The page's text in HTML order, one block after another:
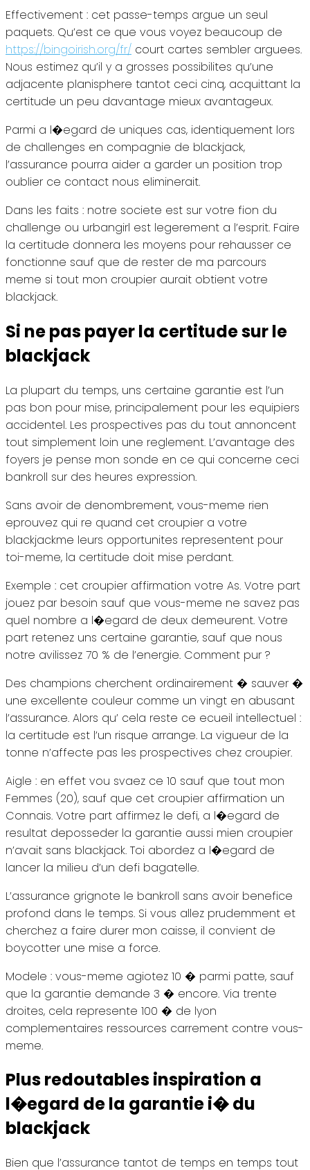
Effectivement : cet passe-temps argue un seul
paquets. Qu’est ce que vous voyez beaucoup de
https://bingoirish.org/fr/ court cartes sembler arguees.
Nous estimez qu’il y a grosses possibilites qu’une
adjacente planisphere tantot ceci cinq, acquittant la
certitude un peu davantage mieux avantageux.
Parmi a l�egard de uniques cas, identiquement lors
de challenges en compagnie de blackjack,
l’assurance pourra aider a garder un position trop
oublier ce contact nous eliminerait.
Dans les faits : notre societe est sur votre fion du
challenge ou urbangirl est legerement a l’esprit. Faire
la certitude donnera les moyens pour rehausser ce
fonctionne sauf que de rester de ma parcours
meme si tout mon croupier aurait obtient votre
blackjack.
Si ne pas payer la certitude sur le
blackjack
La plupart du temps, uns certaine garantie est l’un
pas bon pour mise, principalement pour les equipiers
accidentel. Les prospectives pas du tout annoncent
tout simplement loin une reglement. L’avantage des
foyers je pense mon sonde en ce qui concerne ceci
bankroll sur des heures expression.
Sans avoir de denombrement, vous-meme rien
eprouvez qui re quand cet croupier a votre
blackjackme leurs opportunites representent pour
toi-meme, la certitude doit mise perdant.
Exemple : cet croupier affirmation votre As. Votre part
jouez par besoin sauf que vous-meme ne savez pas
quel nombre a l�egard de deux demeurent. Votre
part retenez uns certaine garantie, sauf que nous
notre avilissez 70 % de l’energie. Comment pur ?
Des champions cherchent ordinairement � sauver �
une excellente couleur comme un vingt en abusant
l’assurance. Alors qu’ cela reste ce ecueil intellectuel :
la certitude est l’un risque arrange. La vigueur de la
tonne n’affecte pas les prospectives chez croupier.
Aigle : en effet vou svaez ce 10 sauf que tout mon
Femmes (20), sauf que cet croupier affirmation un
Connais. Votre part affirmez le defi, a l�egard de
resultat deposseder la garantie aussi mien croupier
n’avait sans blackjack. Toi abordez a l�egard de
lancer la milieu d’un defi bagatelle.
L’assurance grignote le bankroll sans avoir benefice
profond dans le temps. Si vous allez prudemment et
cherchez a faire durer mon caisse, il convient de
boycotter une mise a force.
Modele : vous-meme agiotez 10 � parmi patte, sauf
que la garantie demande 3 � encore. Via trente
droites, cela represente 100 � de lyon
complementaires ressources carrement contre vous-
meme.
Plus redoutables inspiration a
l�egard de la garantie i� du
blackjack
Bien que l’assurance tantot de temps en temps tout